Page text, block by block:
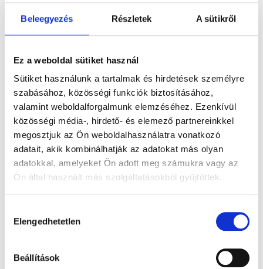
Beleegyezés Részletek A sütikről
Ez a weboldal sütiket használ
Sütiket használunk a tartalmak és hirdetések személyre
szabásához, közösségi funkciók biztosításához,
valamint weboldalforgalmunk elemzéséhez. Ezenkívül
közösségi média-, hirdető- és elemező partnereinkkel
megosztjuk az Ön weboldalhasználatra vonatkozó
adatait, akik kombinálhatják az adatokat más olyan
adatokkal, amelyeket Ön adott meg számukra vagy az
Ön által használt más szolgáltatásokból gyűjtöttek.
kiválasztása
Elengedhetetlen
Beállítások
DAMIRA
1.955.400Ft-
tól
Gyémánt
eljegyzési
gyűrű 1,28ct
kővel
DAMIRA
1.260.900Ft-
tól
Labor
gyémánt
eljegyzési
gyűrű össz.
1.341.300
Gyémánt
eljegyzésigyűrű
0,5ct kővel